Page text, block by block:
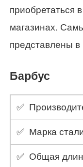
приобретаться
магазинах.
представлены в
Барбус
✅
✅ Марка
✅ Общая